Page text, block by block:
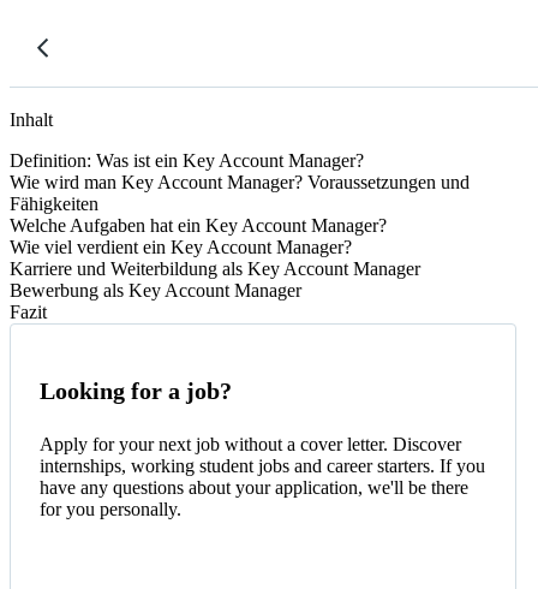
Inhalt
Definition: Was ist ein Key Account Manager?
Wie wird man Key Account Manager? Voraussetzungen und
Fähigkeiten
Welche Aufgaben hat ein Key Account Manager?
Wie viel verdient ein Key Account Manager?
Karriere und Weiterbildung als Key Account Manager
Bewerbung als Key Account Manager
Fazit
Looking for a job?
Apply for your next job without a cover letter. Discover
internships, working student jobs and career starters. If you
have any questions about your application, we'll be there
for you personally.